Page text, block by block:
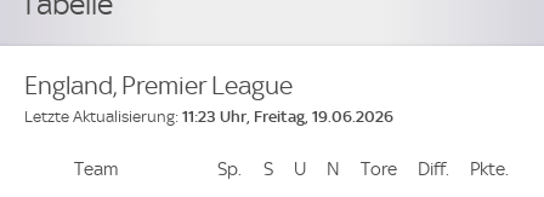
England, Premier League
Letzte Aktualisierung: 11:23 Uhr, Freitag, 19.06.2026
PlatzTeam Sp. Spiele
SSiege
U Unentschieden
N Niederlagen
Tore ToreDiff. Differenz
Pkte.